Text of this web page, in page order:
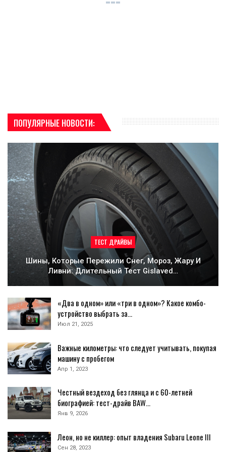
ПОПУЛЯРНЫЕ НОВОСТИ:
ТЕСТ ДРАЙВЫ
Шины, Которые Пережили Снег, Мороз, Жару И
Ливни: Длительный Тест Gislaved…
«Два в одном» или «три в одном»? Какое комбо-
устройство выбрать за…
Июл 21, 2025
Важные километры: что следует учитывать, покупая
машину с пробегом
Апр 1, 2023
Честный вездеход без глянца и с 60-летней
биографией: тест-драйв BAW…
Янв 9, 2026
Леон, но не киллер: опыт владения Subaru Leone III
Сен 28, 2023